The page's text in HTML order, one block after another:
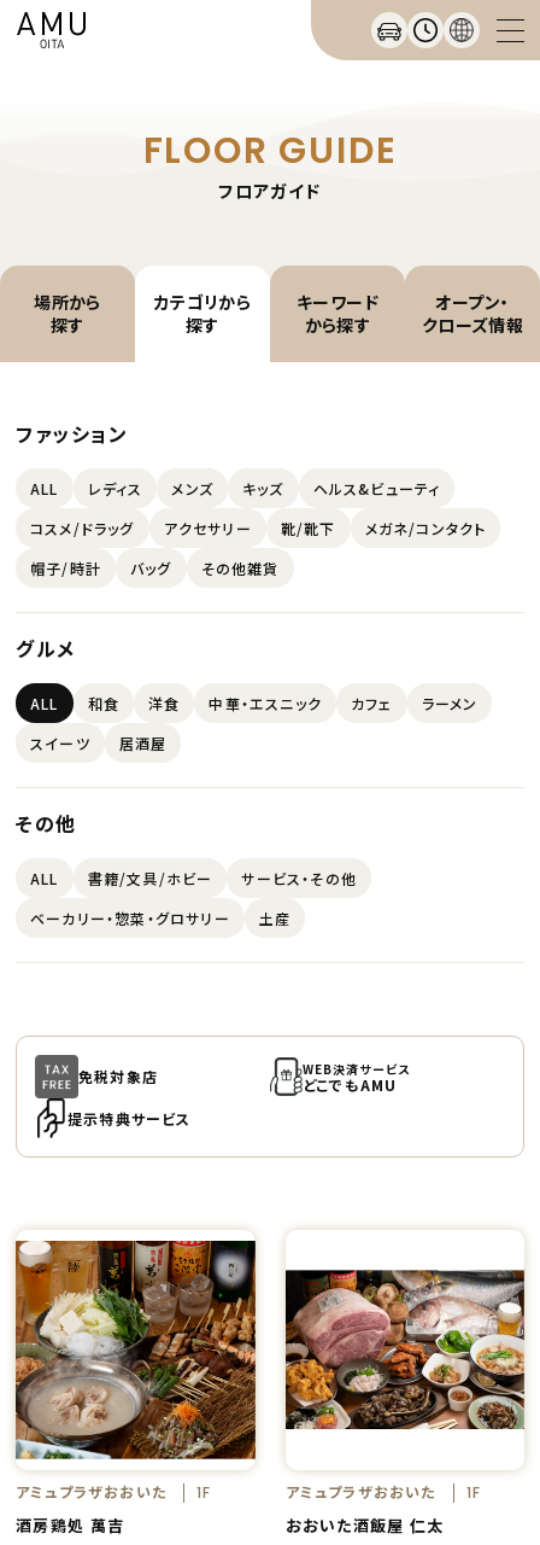
FLOOR GUIDE
フロアガイド
場所から
探す
カテゴリから
探す
キーワード
から探す
オープン・
クローズ情報
ファッション
ALL レディス メンズ キッズ
ヘルス&ビューティ
コスメ/ドラッグ
アクセサリー 靴/靴下
メガネ/コンタクト
帽子/時計
バッグ その他雑貨
グルメ
ALL 和食 洋食 中華・エスニック カフェ
ラーメン
スイーツ
居酒屋
その他
ALL 書籍/文具/ホビー
サービス・その他
ベーカリー・惣菜・グロサリー
土産
免税対象店 WEB決済サービス
どこでもAMU
提示特典サービス
アミュプラザおおいた 1F
酒房鶏処 萬吉
アミュプラザおおいた 1F
おおいた酒飯屋 仁太